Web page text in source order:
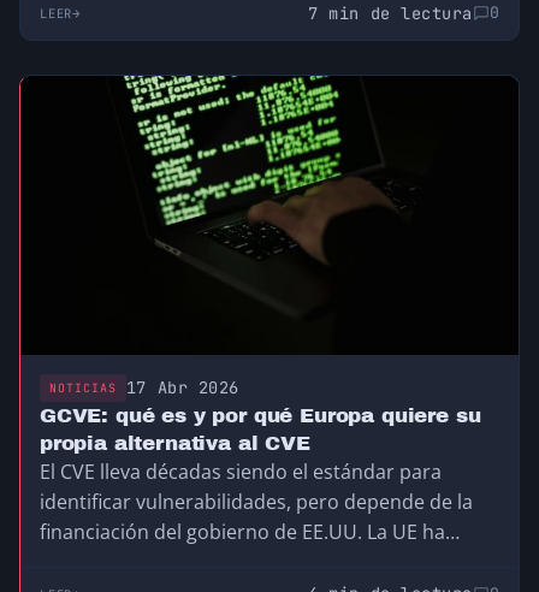
LEER 7 min de lectura 0
NOTICIAS 17 Abr 2026
GCVE: qué es y por qué Europa quiere su
propia alternativa al CVE
El CVE lleva décadas siendo el estándar para
identificar vulnerabilidades, pero depende de la
financiación del gobierno de EE.UU. La UE ha